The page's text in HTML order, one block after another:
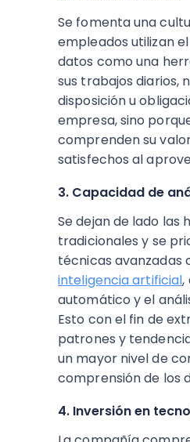
Se fomenta una
empleados utilizan
datos como una
sus trabajos diarios,
disposición u
empresa, sino
comprenden su
satisfechos al
3. Capacidad de
Se dejan de lado las
tradicionales y se
técnicas avanzadas
inteligencia artificial,
automático y el
Esto con el fin de
patrones y
un mayor nivel de
comprensión de los
4. Inversión en